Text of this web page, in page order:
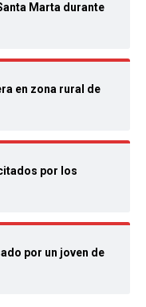
Marta durante
en zona rural de
por los
por un joven de